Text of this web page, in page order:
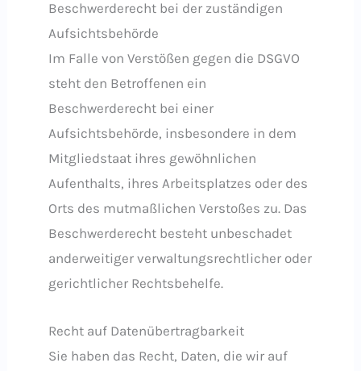
Beschwerde­recht bei der zuständigen
Aufsichts­behörde
Im Falle von Verstößen gegen die DSGVO
steht den Betroffenen ein
Beschwerderecht bei einer
Aufsichtsbehörde, insbesondere in dem
Mitgliedstaat ihres gewöhnlichen
Aufenthalts, ihres Arbeitsplatzes oder des
Orts des mutmaßlichen Verstoßes zu. Das
Beschwerderecht besteht unbeschadet
anderweitiger verwaltungsrechtlicher oder
gerichtlicher Rechtsbehelfe.
Recht auf Daten­übertrag­barkeit
Sie haben das Recht, Daten, die wir auf